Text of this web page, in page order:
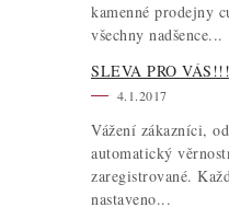
kamenné prodejny
všechny nadšence...
SLEVA PRO VÁS!!!
4.1.2017
Vážení zákazníci,
automatický
zaregistrované.
nastaveno...